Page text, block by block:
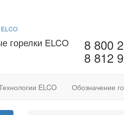
горелки ELCO 8 800
8 812
ELCO Обозначение